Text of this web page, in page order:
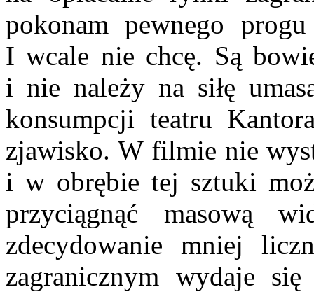
pokonam pewnego
I wcale nie chcę. Są
i nie należy na siłę
konsumpcji teatru
zjawisko. W filmie nie
i w ob­rębie tej sztuki
przyciągnąć
zdecydowanie mniej
zagranicznym wydaje